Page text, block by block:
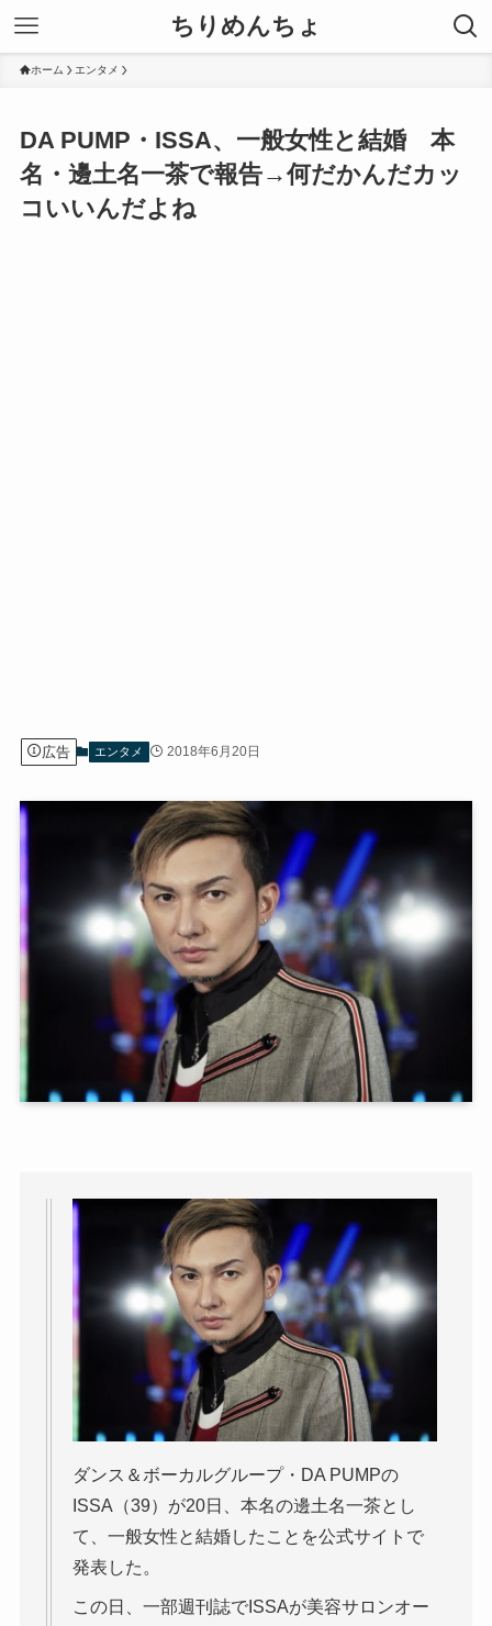
ちりめんちょ
ホーム エンタメ
DA PUMP・ISSA、一般女性と結婚 本
名・邊土名一茶で報告→何だかんだカッ
コいいんだよね
広告 エンタメ 2018年6月20日
ダンス＆ボーカルグループ・DA PUMPの
ISSA（39）が20日、本名の邊土名一茶とし
て、一般女性と結婚したことを公式サイトで
発表した。
この日、一部週刊誌でISSAが美容サロンオー